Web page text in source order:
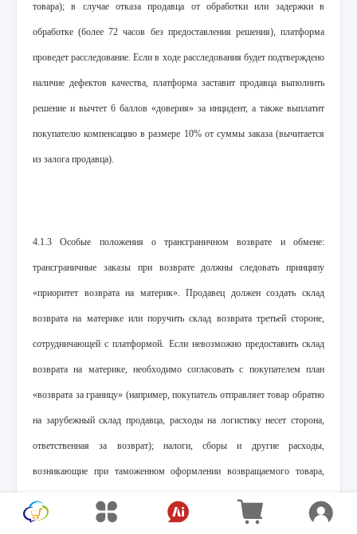
товара); в случае отказа продавца от обработки или задержки в
обработке (более 72 часов без предоставления решения), платформа
проведет расследование. Если в ходе расследования будет подтверждено
наличие дефектов качества, платформа заставит продавца выполнить
решение и вычтет 6 баллов «доверия» за инцидент, а также выплатит
покупателю компенсацию в размере 10% от суммы заказа (вычитается
из залога продавца).
4.1.3 Особые положения о трансграничном возврате и обмене:
трансграничные заказы при возврате должны следовать принципу
«приоритет возврата на материк». Продавец должен создать склад
возврата на материке или поручить склад возврата третьей стороне,
сотрудничающей с платформой. Если невозможно предоставить склад
возврата на материке, необходимо согласовать с покупателем план
«возврата за границу» (например, покупатель отправляет товар обратно
на зарубежный склад продавца, расходы на логистику несет сторона,
ответственная за возврат); налоги, сборы и другие расходы,
возникающие при таможенном оформлении возвращаемого товара,
несет ответственная сторона (при дефектах качества – продавец, при
беспричинном возврате – покупатель); в случае утери или повреждения